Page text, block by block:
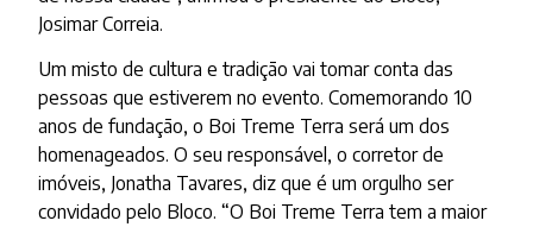
Josimar Correia.
Um misto de cultura e tradição vai tomar conta das
pessoas que estiverem no evento. Comemorando 10
anos de fundação, o Boi Treme Terra será um dos
homenageados. O seu responsável, o corretor de
imóveis, Jonatha Tavares, diz que é um orgulho ser
convidado pelo Bloco. “O Boi Treme Terra tem a maior